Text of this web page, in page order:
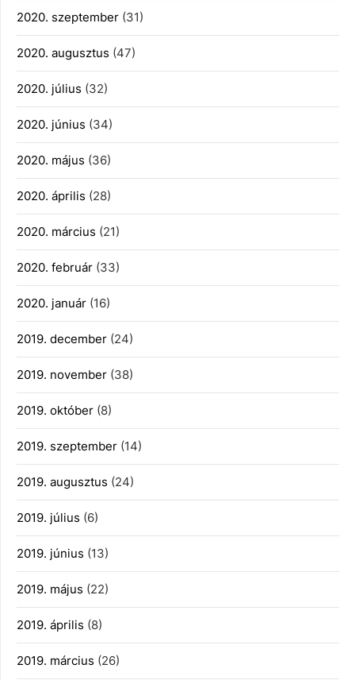
2020. szeptember (31)
2020. augusztus (47)
2020. július (32)
2020. június (34)
2020. május (36)
2020. április (28)
2020. március (21)
2020. február (33)
2020. január (16)
2019. december (24)
2019. november (38)
2019. október (8)
2019. szeptember (14)
2019. augusztus (24)
2019. július (6)
2019. június (13)
2019. május (22)
2019. április (8)
2019. március (26)